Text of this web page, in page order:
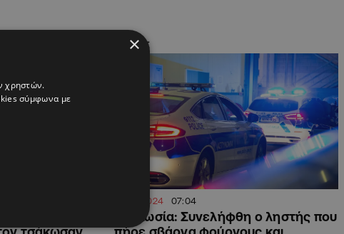
ΚΥΠΡΟΣ
01.08.2024 07:04
Λευκωσία: Συνελήφθη ο ληστής που
×
χρηστών.
σύμφωνα με